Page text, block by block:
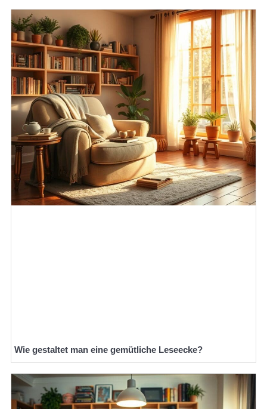
Wie gestaltet man eine gemütliche Leseecke?